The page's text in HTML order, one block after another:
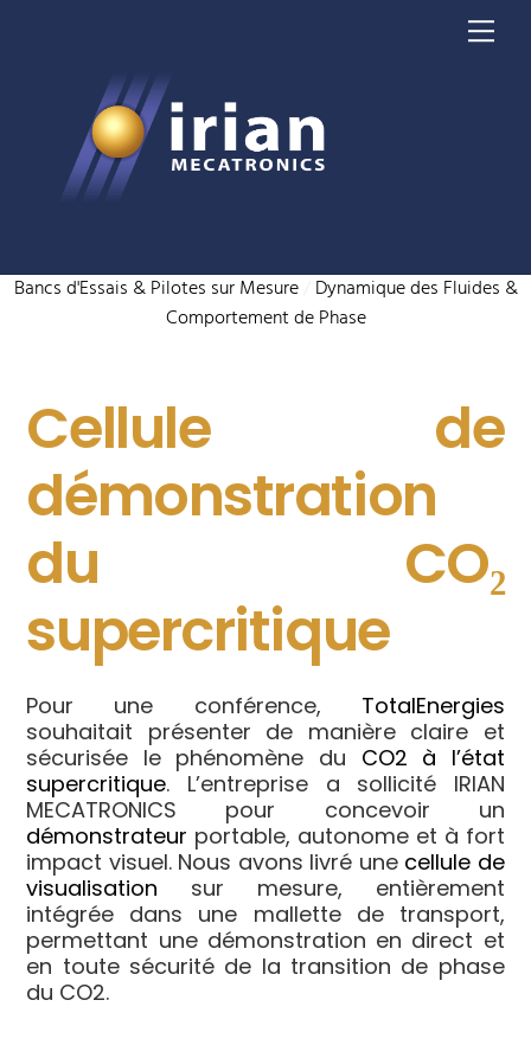
Bancs d'Essais & Pilotes sur Mesure Dynamique des Fluides &
Comportement de Phase
Cellule de
démonstration
du CO₂
supercritique
Pour une conférence, TotalEnergies
souhaitait présenter de manière claire et
sécurisée le phénomène du CO2 à l’état
supercritique. L’entreprise a sollicité IRIAN
MECATRONICS pour concevoir un
démonstrateur portable, autonome et à fort
impact visuel. Nous avons livré une cellule de
visualisation sur mesure, entièrement
intégrée dans une mallette de transport,
permettant une démonstration en direct et
en toute sécurité de la transition de phase
du CO2.